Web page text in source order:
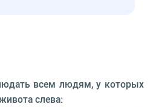
всем людям, у которых
слева: